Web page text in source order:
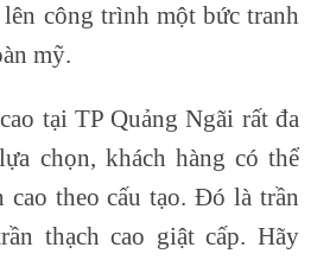
công trình một bức tranh
mỹ.
tại TP Quảng Ngãi rất đa
chọn, khách hàng có thể
cao theo cấu tạo. Đó là trần
thạch cao giật cấp. Hãy